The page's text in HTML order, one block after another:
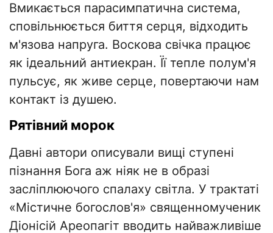
Вмикається парасимпатична система,
сповільнюється биття серця, відходить
м'язова напруга. Воскова свічка працює
як ідеальний антиекран. Її тепле полум'я
пульсує, як живе серце, повертаючи нам
контакт із душею.
Рятівний морок
Давні автори описували вищі ступені
пізнання Бога аж ніяк не в образі
засліплюючого спалаху світла. У трактаті
«Містичне богослов'я» священномученик
Діонісій Ареопагіт вводить найважливіше